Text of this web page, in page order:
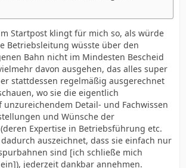
Startpost klingt für mich so, als würde
Betriebsleitung wüsste über den
Bahn nicht im Mindesten Bescheid
davon ausgehen, das alles super
stattdessen regelmäßig ausgerechnet
wo sie die eigentlich
Detail- und Fachwissen
und Wünsche der
Expertise in Betriebsführung etc.
auszeichnet, dass sie einfach nur
sind [ich schließe mich
jederzeit dankbar annehmen.